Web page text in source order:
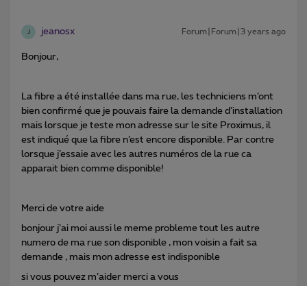
jeanosx Forum|Forum|3 years ago
Bonjour,
La fibre a été installée dans ma rue, les techniciens m’ont
bien confirmé que je pouvais faire la demande d’installation
mais lorsque je teste mon adresse sur le site Proximus, il
est indiqué que la fibre n’est encore disponible. Par contre
lorsque j’essaie avec les autres numéros de la rue ca
apparait bien comme disponible!
Merci de votre aide
bonjour j’ai moi aussi le meme probleme tout les autre
numero de ma rue son disponible , mon voisin a fait sa
demande , mais mon adresse est indisponible
si vous pouvez m’aider merci a vous